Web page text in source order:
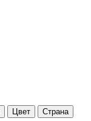
Цвет Страна